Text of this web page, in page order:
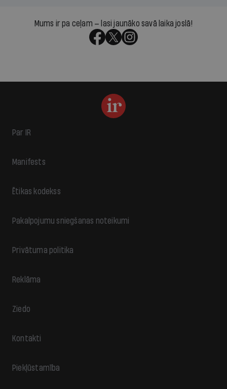
Mums ir pa ceļam — lasi jaunāko savā laika joslā!
Par IR
Manifests
Ētikas kodekss
Pakalpojumu sniegšanas noteikumi
Privātuma politika
Reklāma
Ziedo
Kontakti
Piekļūstamība